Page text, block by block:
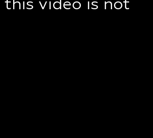
this video is not